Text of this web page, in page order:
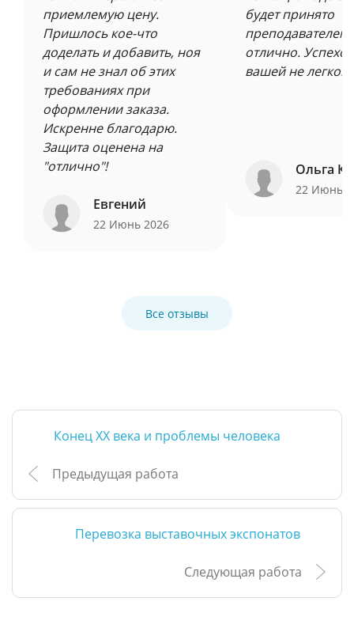
приемлемую цену.
Пришлось кое-что
доделать и добавить, ноя
и сам не знал об этих
требованиях при
оформлении заказа.
Искренне благодарю.
Защита оценена на
"отлично"!
Евгений
22 Июнь 2026
будет принято
преподавателем
отлично.
вашей не легкой
Ольга
22 Июнь
Все отзывы
Конец XX века и проблемы человека
Предыдущая работа
Перевозка выставочных экспонатов
Следующая работа